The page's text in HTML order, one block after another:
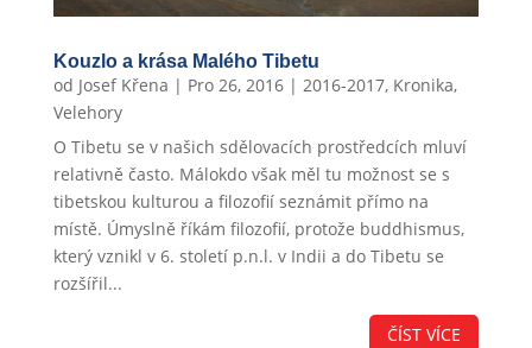
Kouzlo a krása Malého Tibetu
od Josef Křena | Pro 26, 2016| 2016-2017, Kronika,
Velehory
O Tibetu se v našich sdělovacích prostředcích mluví
relativně často. Málokdo však měl tu možnost se s
tibetskou kulturou a filozofií seznámit přímo na
místě. Úmyslně říkám filozofií, protože buddhismus,
který vznikl v 6. století p.n.l. v Indii a do Tibetu se
rozšířil...
ČÍST VÍCE